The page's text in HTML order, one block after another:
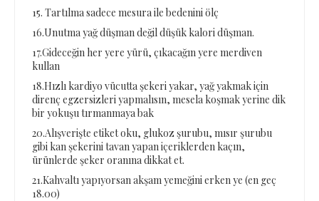
15. Tartılma sadece mesura ile bedenini ölç
16.Unutma yağ düşman değil düşük kalori düşman.
17.Gideceğin her yere yürü, çıkacağın yere merdiven
kullan
18.Hızlı kardiyo vücutta şekeri yakar, yağ yakmak için
direnç egzersizleri yapmalısın, mesela koşmak yerine dik
bir yokuşu tırmanmaya bak
20.Alışverişte etiket oku, glukoz şurubu, mısır şurubu
gibi kan şekerini tavan yapan içeriklerden kaçın,
ürünlerde şeker oranına dikkat et.
21.Kahvaltı yapıyorsan akşam yemeğini erken ye (en geç
18.00)